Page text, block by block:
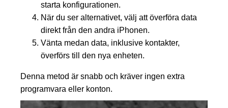
starta konfigurationen.
När du ser alternativet, välj att överföra data
direkt från den andra iPhonen.
Vänta medan data, inklusive kontakter,
överförs till den nya enheten.
Denna metod är snabb och kräver ingen extra
programvara eller konton.